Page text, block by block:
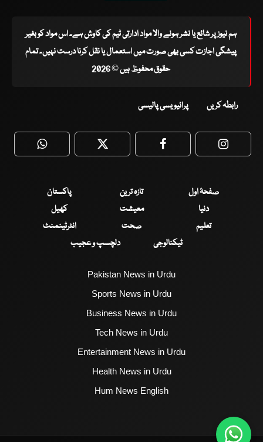
ہم نیوز پر شائع یا نشر ہونے والا مواد ادارتی ٹیم کی کاوش ہے۔ اس مواد کو بغیر
پیشگی اجازت کسی بھی صورت میں استعمال یا نقل کرنا درست نہیں۔ تمام
حقوق محفوظ ہیں © 2026
رابطہ کریں پرائیویسی پالیسی
WhatsApp Twitter Facebook
صفحۂ اول تازہ ترین
پاکستان
دنیا
معیشت
کھیل
تعلیم
صحت
انٹرٹینمنٹ
ٹیکنالوجی
دلچسپ و عجیب
Pakistan News in Urdu
Sports News in Urdu
Business News in Urdu
Tech News in Urdu
Entertainment News in Urdu
Health News in Urdu
Hum News English